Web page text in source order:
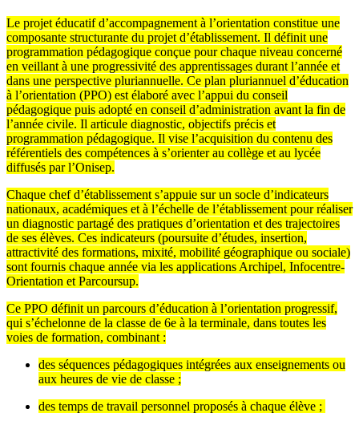
Le projet éducatif d’accompagnement à l’orientation constitue une
composante structurante du projet d’établissement. Il définit une
programmation pédagogique conçue pour chaque niveau concerné
en veillant à une progressivité des apprentissages durant l’année et
dans une perspective pluriannuelle. Ce plan pluriannuel d’éducation
à l’orientation (PPO) est élaboré avec l’appui du conseil
pédagogique puis adopté en conseil d’administration avant la fin de
l’année civile. Il articule diagnostic, objectifs précis et
programmation pédagogique. Il vise l’acquisition du contenu des
référentiels des compétences à s’orienter au collège et au lycée
diffusés par l’Onisep.
Chaque chef d’établissement s’appuie sur un socle d’indicateurs
nationaux, académiques et à l’échelle de l’établissement pour réaliser
un diagnostic partagé des pratiques d’orientation et des trajectoires
de ses élèves. Ces indicateurs (poursuite d’études, insertion,
attractivité des formations, mixité, mobilité géographique ou sociale)
sont fournis chaque année via les applications Archipel, Infocentre-
Orientation et Parcoursup.
Ce PPO définit un parcours d’éducation à l’orientation progressif,
qui s’échelonne de la classe de 6e à la terminale, dans toutes les
voies de formation, combinant :
des séquences pédagogiques intégrées aux enseignements ou
aux heures de vie de classe ;
des temps de travail personnel proposés à chaque élève ;